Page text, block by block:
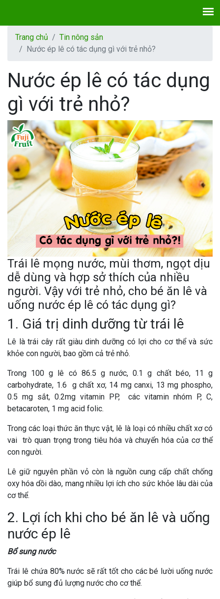
Trang chủ
Tin nông sản
Nước ép lê có tác dụng gì với trẻ nhỏ?
Nước ép lê có tác dụng
gì với trẻ nhỏ?
Trái lê mọng nước, mùi thơm, ngọt dịu
dễ dùng và hợp sở thích của nhiều
người. Vậy với trẻ nhỏ, cho bé ăn lê và
uống nước ép lê có tác dụng gì?
1. Giá trị dinh dưỡng từ trái lê
Lê là trái cây rất giàu dinh dưỡng có lợi cho cơ thể và sức
khỏe con người, bao gồm cả trẻ nhỏ.
Trong 100 g lê có 86.5 g nước, 0.1 g chất béo, 11 g
carbohydrate, 1.6 g chất xơ, 14 mg canxi, 13 mg phospho,
0.5 mg sắt, 0.2mg vitamin PP, các vitamin nhóm P, C,
betacaroten, 1 mg acid folic.
Trong các loại thức ăn thực vật, lê là loại có nhiều chất xơ có
vai trò quan trọng trong tiêu hóa và chuyển hóa của cơ thể
con người.
Lê giữ nguyên phần vỏ còn là nguồn cung cấp chất chống
oxy hóa dồi dào, mang nhiều lợi ích cho sức khỏe lâu dài của
cơ thể.
2. Lợi ích khi cho bé ăn lê và uống
nước ép lê
Bổ sung nước
Trái lê chứa 80% nước sẽ rất tốt cho các bé lười uống nước
giúp bổ sung đủ lượng nước cho cơ thể.